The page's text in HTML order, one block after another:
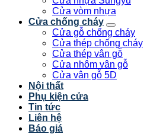
Cửa vòm nhựa
Cửa chống cháy
Cửa gỗ chống cháy
Cửa thép chống cháy
Cửa thép vân gỗ
Cửa nhôm vân gỗ
Cửa vân gỗ 5D
Nội thất
Phụ kiện cửa
Tin tức
Liên hệ
Báo giá